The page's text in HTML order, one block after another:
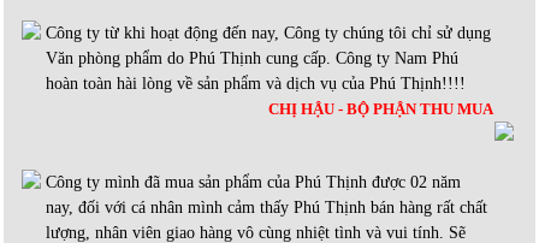
Công ty từ khi hoạt động đến nay, Công ty chúng tôi chỉ sử dụng
Văn phòng phẩm do Phú Thịnh cung cấp. Công ty Nam Phú
hoàn toàn hài lòng về sản phẩm và dịch vụ của Phú Thịnh!!!!
CHỊ HẬU - BỘ PHẬN THU MUA
Công ty mình đã mua sản phẩm của Phú Thịnh được 02 năm
nay, đối với cá nhân mình cảm thấy Phú Thịnh bán hàng rất chất
lượng, nhân viên giao hàng vô cùng nhiệt tình và vui tính. Sẽ